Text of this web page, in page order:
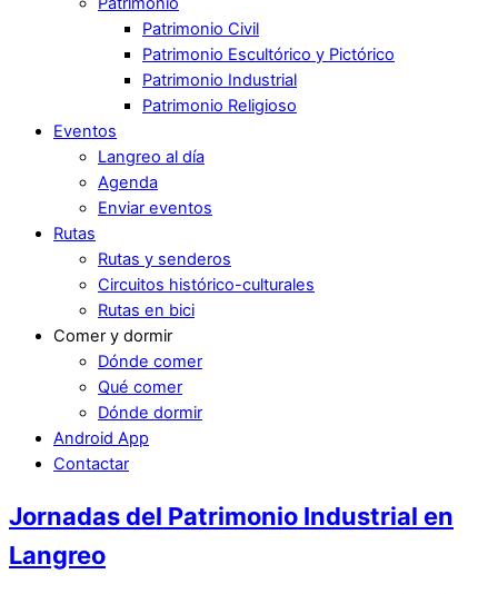
Patrimonio Civil
Patrimonio Escultórico y Pictórico
Patrimonio Industrial
Patrimonio Religioso
Eventos
Langreo al día
Agenda
Enviar eventos
Rutas
Rutas y senderos
Circuitos histórico-culturales
Rutas en bici
Comer y dormir
Dónde comer
Qué comer
Dónde dormir
Android App
Contactar
Jornadas del Patrimonio Industrial en
Langreo